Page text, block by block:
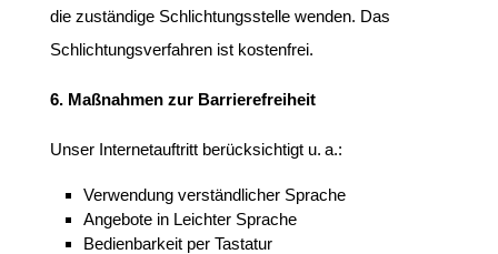
die zuständige Schlichtungsstelle wenden. Das
Schlichtungsverfahren ist kostenfrei.
6. Maßnahmen zur Barrierefreiheit
Unser Internetauftritt berücksichtigt u. a.:
Verwendung verständlicher Sprache
Angebote in Leichter Sprache
Bedienbarkeit per Tastatur